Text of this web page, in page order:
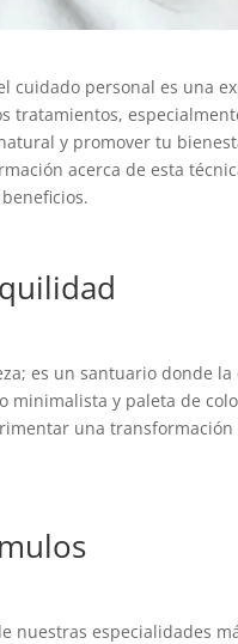
cuidado personal es una
tratamientos,
y promover tu
acerca de esta
es un santuario donde
y paleta de
una
nuestras especialidades